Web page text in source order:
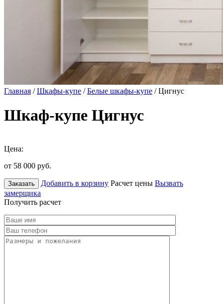
Главная /Шкафы-купе /Белые шкафы-купе / Цигнус
Шкаф-купе Цигнус
Цена:
от 58 000 руб.
Заказать Добавить в корзину Расчет цены Вызвать
замерщика
Получить расчет